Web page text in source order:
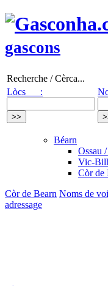
gascons
Recherche / Cèrca...
Lòcs :
Béarn
Ossau
Vic-
Còr de
Còr de Bearn Noms de
adressage